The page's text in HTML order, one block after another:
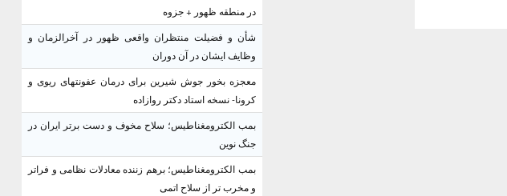
در منطقه ظهور + جزوه
شأن و فضیلت منتظران واقعی ظهور در آخرالزمان و
وظایف ایشان در آن دوران
معجزه بخور جوش شیرین برای درمان عفونتهای ریوی و
کرونا- نسخه استاد دکتر روازاده
بمب الکترومغناطیس؛ سلاح مخوف و دست برتر ایران در
جنگ نوین
بمب الکترومغناطیس؛ برهم زننده معادلات نظامی و فراتر
و مخرب تر از سلاح اتمی